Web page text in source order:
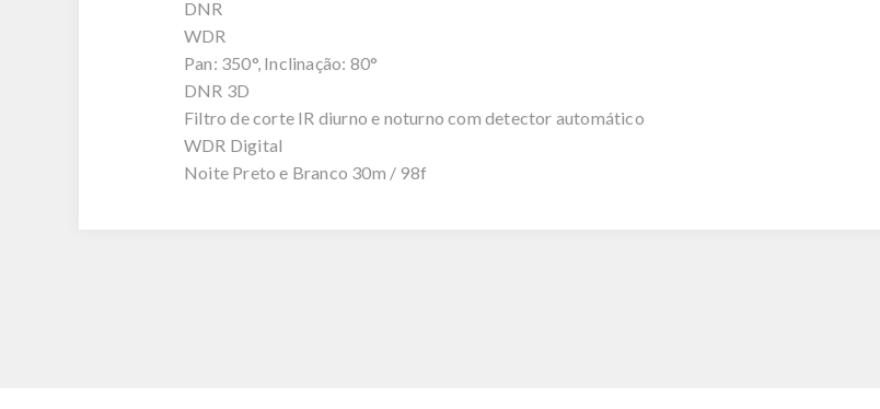
DNR
WDR
Pan: 350°, Inclinação: 80°
DNR 3D
Filtro de corte IR diurno e noturno com detector automático
WDR Digital
Noite Preto e Branco 30m / 98f